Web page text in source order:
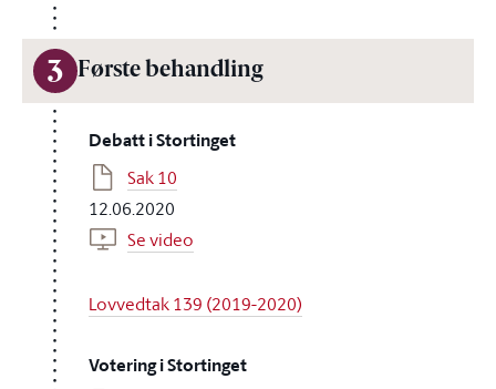
3 Første behandling
Debatt i Stortinget
Sak 10
12.06.2020
Se video
Lovvedtak 139 (2019-2020)
Votering i Stortinget